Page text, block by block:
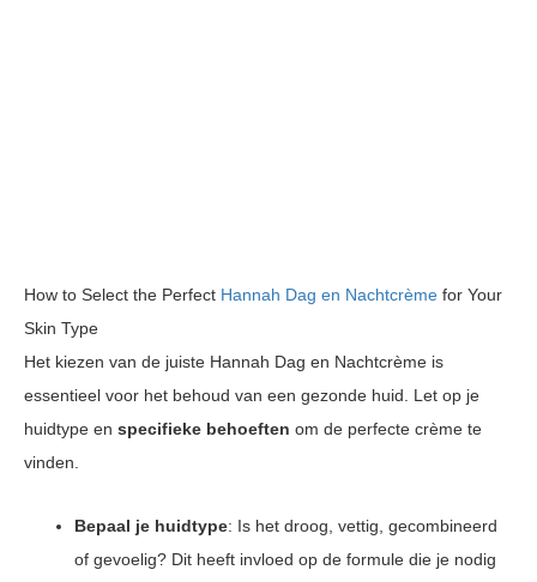
How to Select the Perfect Hannah Dag en Nachtcrème for Your
Skin Type
Het kiezen van de juiste Hannah Dag en Nachtcrème is
essentieel voor het behoud van een gezonde huid. Let op je
huidtype en specifieke behoeften om de perfecte crème te
vinden.
Bepaal je huidtype: Is het droog, vettig, gecombineerd
of gevoelig? Dit heeft invloed op de formule die je nodig